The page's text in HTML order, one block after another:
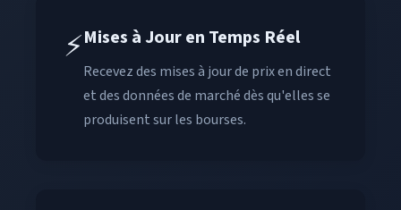
⚡Mises à Jour en Temps Réel
Recevez des mises à jour de prix en direct
et des données de marché dès qu'elles se
produisent sur les bourses.